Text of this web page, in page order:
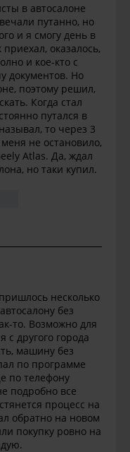
в автосалоне
путанно, но
и я смогу день в
оказалось,
и кое-кто с
документов. Но
поэтому решил,
Когда стал
путался в
то через 3
не остановило,
Atlas. Да, ждал
но таки купил.
несколько
без
то. Возможно для
с другого города
машину без
по программе
по телефону
подробно все
процесс на
обратно на новом
покупку ровно на